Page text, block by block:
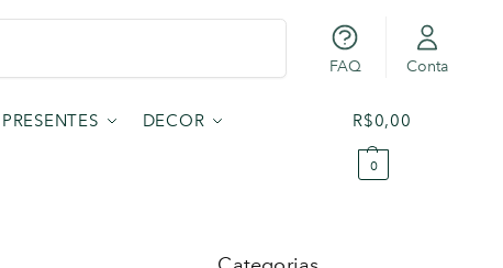
FAQ Conta
PRESENTES DECOR R$0,00
0